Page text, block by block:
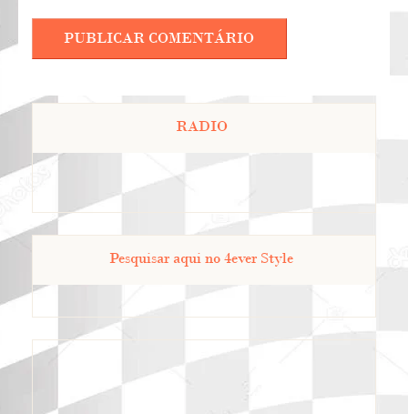
RADIO
Pesquisar aqui no 4ever Style